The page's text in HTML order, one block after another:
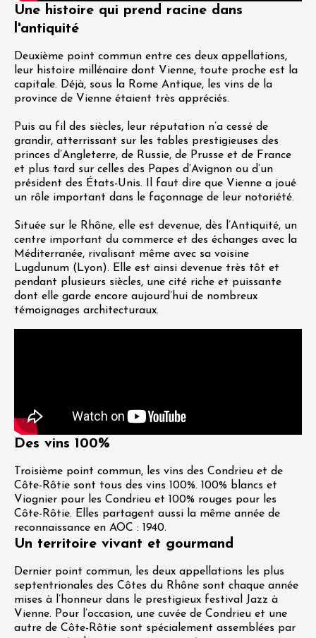
Une histoire qui prend racine dans
l'antiquité
Deuxième point commun entre ces deux appellations,
leur histoire millénaire dont Vienne, toute proche est la
capitale. Déjà, sous la Rome Antique, les vins de la
province de Vienne étaient très appréciés.
Puis au fil des siècles, leur réputation n’a cessé de
grandir, atterrissant sur les tables prestigieuses des
princes d’Angleterre, de Russie, de Prusse et de France
et plus tard sur celles des Papes d’Avignon ou d’un
président des États-Unis. Il faut dire que Vienne a joué
un rôle important dans le façonnage de leur notoriété.
Située sur le Rhône, elle est devenue, dès l’Antiquité, un
centre important du commerce et des échanges avec la
Méditerranée, rivalisant même avec sa voisine
Lugdunum (Lyon). Elle est ainsi devenue très tôt et
pendant plusieurs siècles, une cité riche et puissante
dont elle garde encore aujourd’hui de nombreux
témoignages architecturaux.
Des vins 100%
Troisième point commun, les vins des Condrieu et de
Côte-Rôtie sont tous des vins 100%. 100% blancs et
Viognier pour les Condrieu et 100% rouges pour les
Côte-Rôtie. Elles partagent aussi la même année de
reconnaissance en AOC : 1940.
Un territoire vivant et gourmand
Dernier point commun, les deux appellations les plus
septentrionales des Côtes du Rhône sont chaque année
mises à l’honneur dans le prestigieux festival Jazz à
Vienne. Pour l’occasion, une cuvée de Condrieu et une
autre de Côte-Rôtie sont spécialement assemblées par